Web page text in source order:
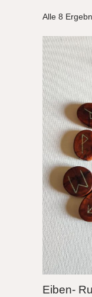
Alle 8
Eiben-